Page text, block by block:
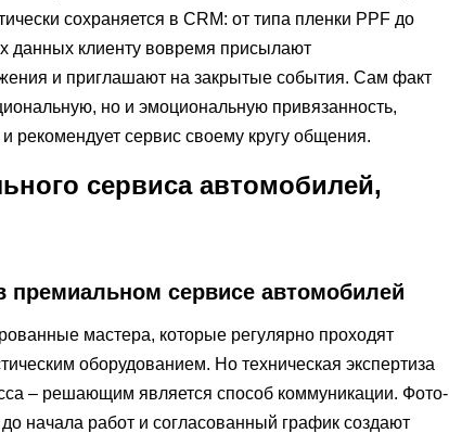
сохраняется в CRM: от типа пленки PPF до
данных клиенту вовремя присылают
и приглашают на закрытые события. Сам факт
но и эмоциональную привязанность,
рекомендует сервис своему кругу общения.
сервиса автомобилей,
премиальном сервисе автомобилей
мастера, которые регулярно проходят
оборудованием. Но техническая экспертиза
– решающим является способ коммуникации. Фото-
начала работ и согласованный график создают